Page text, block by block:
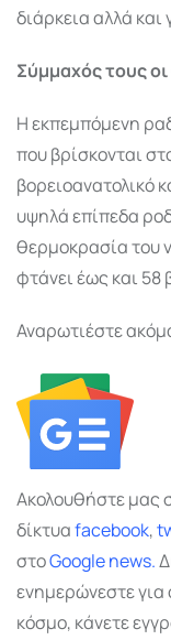
διάρκεια αλλά
Σύμμαχός τους
Η εκπεμπόμενη
που βρίσκονται
βορειοανατολικό
υψηλά επίπεδα
θερμοκρασία του
φτάνει έως και 58
Αναρωτιέστε
Ακολουθήστε μας
δίκτυαfacebook,
στοGooglenews.
ενημερώνεστε για
κόσμο, κάνετε